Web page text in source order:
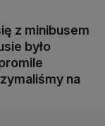
z minibusem
było
na